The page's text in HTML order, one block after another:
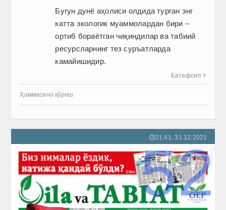
Бугун дунё аҳолиси олдида турган энг
катта экологик муаммолардан бири –
ортиб бораётган чиқиндилар ва табиий
ресурсларнинг тез суръатларда
камайишидир.
Батафсил 
Ҳаммасино кўриш
🕔21:41, 31.12.2021
52